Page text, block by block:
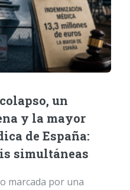
un
y la mayor
de España:
simultáneas
marcada por una